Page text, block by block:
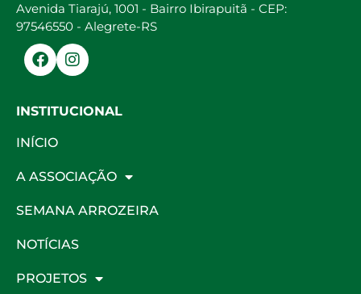
Avenida Tiarajú, 1001 - Bairro Ibirapuitã - CEP:
97546550 - Alegrete-RS
INSTITUCIONAL
INÍCIO
A ASSOCIAÇÃO
SEMANA ARROZEIRA
NOTÍCIAS
PROJETOS